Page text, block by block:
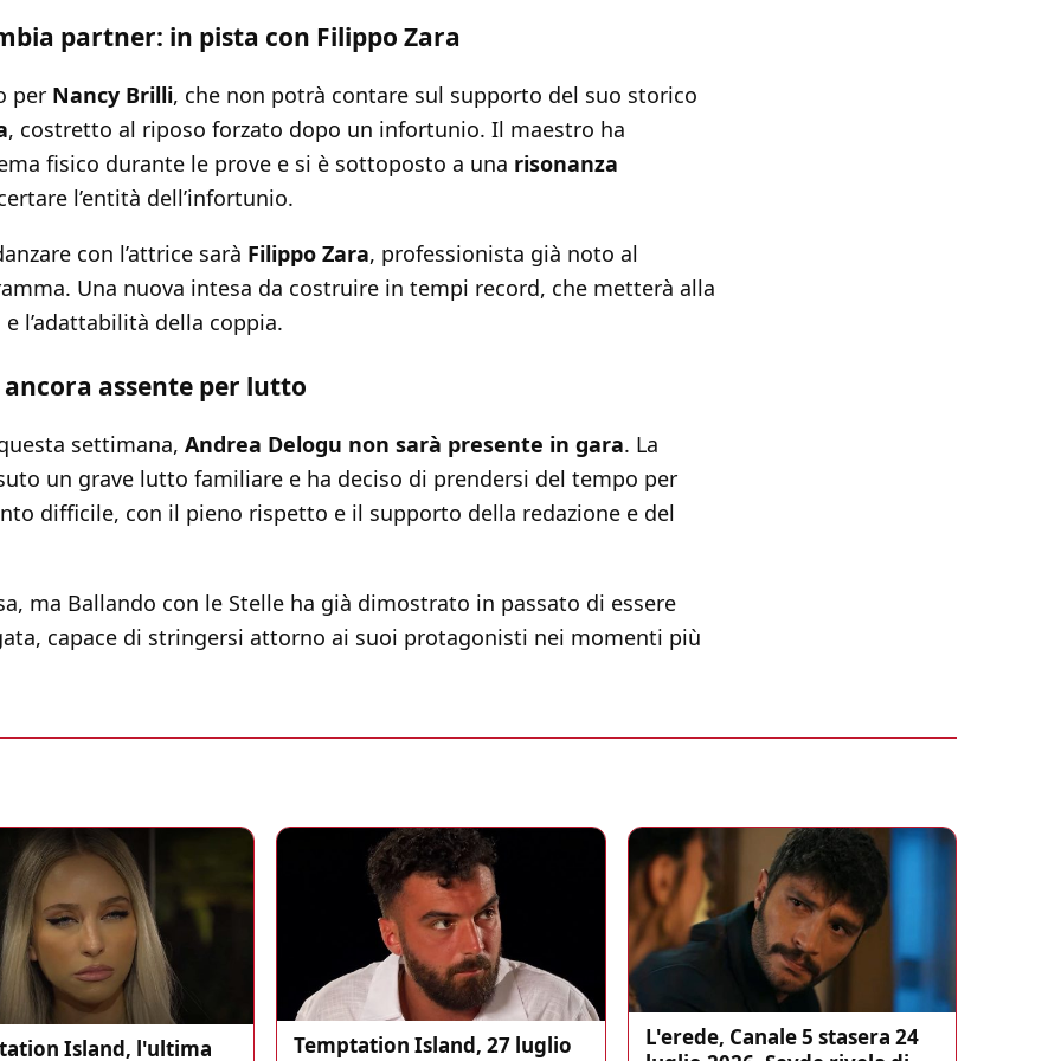
partner: in pista con Filippo Zara
per Nancy Brilli, che non potrà contare sul supporto del suo storico
, costretto al riposo forzato dopo un infortunio. Il maestro ha
fisico durante le prove e si è sottoposto a una risonanza
l’entità dell’infortunio.
con l’attrice sarà Filippo Zara, professionista già noto al
Una nuova intesa da costruire in tempi record, che metterà alla
l’adattabilità della coppia.
assente per lutto
settimana, Andrea Delogu non sarà presente in gara. La
un grave lutto familiare e ha deciso di prendersi del tempo per
difficile, con il pieno rispetto e il supporto della redazione e del
ma Ballando con le Stelle ha già dimostrato in passato di essere
capace di stringersi attorno ai suoi protagonisti nei momenti più
Island, l'ultima
Temptation Island, 27 luglio
L'erede, Canale 5 stasera 24